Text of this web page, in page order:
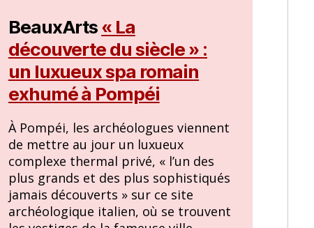
BeauxArts« La
découverte du siècle » :
un luxueux spa romain
exhumé à Pompéi
À Pompéi, les archéologues viennent
de mettre au jour un luxueux
complexe thermal privé, « l’un des
plus grands et des plus sophistiqués
jamais découverts » sur ce site
archéologique italien, où se trouvent